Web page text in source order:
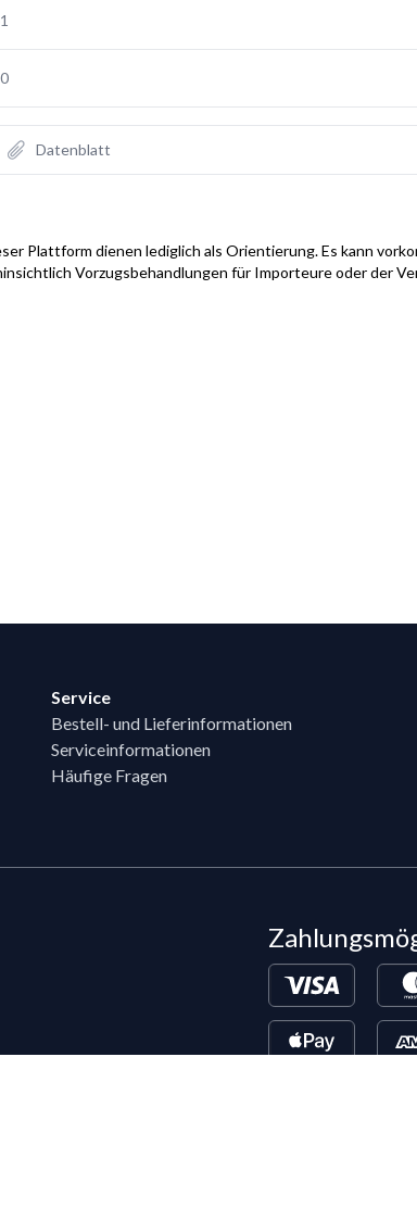
Datenblatt
Plattform dienen lediglich als Orientierung. Es kann
Vorzugsbehandlungen für Importeure oder der
Service
Bestell- und Lieferinformationen
Serviceinformationen
Häufige Fragen